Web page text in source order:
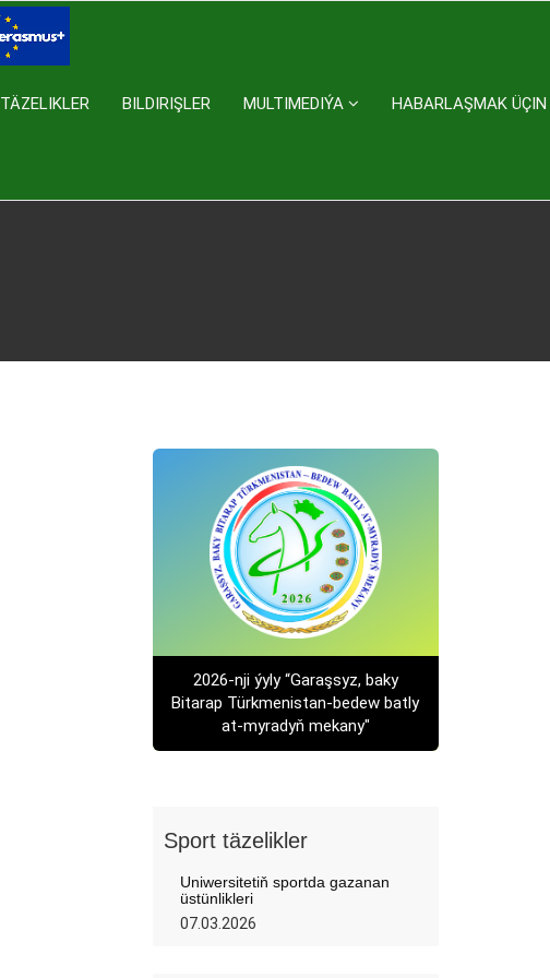
TÄZELIKLER BILDIRIŞLER MULTIMEDIÝA HABARLAŞMAK ÜÇIN
2026-nji ýyly “Garaşsyz, baky
Bitarap Türkmenistan-bedew batly
at-myradyň mekany"
Sport täzelikler
Uniwersitetiň sportda gazanan
üstünlikleri
07.03.2026